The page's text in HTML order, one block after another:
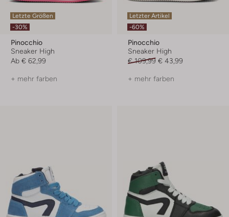
Letzte Größen
-30%
Pinocchio
Sneaker High
Ab € 62,99
+ mehr farben
Letzter Artikel
-60%
Pinocchio
Sneaker High
€ 109,99 € 43,99
+ mehr farben